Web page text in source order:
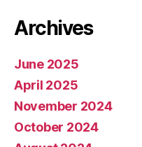
Archives
June 2025
April 2025
November 2024
October 2024